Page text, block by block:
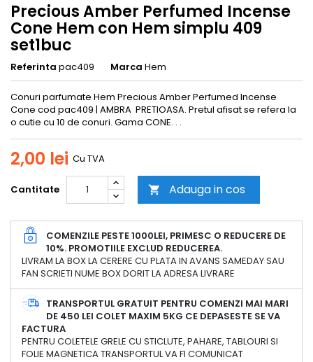
Precious Amber Perfumed Incense
Cone Hem con Hem simplu 409
set1buc
Referinta pac409 Marca Hem
Conuri parfumate Hem Precious Amber Perfumed Incense
Cone cod pac409 | AMBRA PRETIOASA. Pretul afisat se refera la
o cutie cu 10 de conuri. Gama CONE. . .
2,00 lei Cu TVA
Cantitate  Adauga in cos
COMENZILE PESTE 1000LEI, PRIMESC O REDUCERE DE
10%. PROMOTIILE EXCLUD REDUCEREA.
LIVRAM LA BOX LA CERERE CU PLATA IN AVANS SAMEDAY SAU
FAN SCRIETI NUME BOX DORIT LA ADRESA LIVRARE
TRANSPORTUL GRATUIT PENTRU COMENZI MAI MARI
DE 450 LEI COLET MAXIM 5KG CE DEPASESTE SE VA
FACTURA
PENTRU COLETELE GRELE CU STICLUTE, PAHARE, TABLOURI SI
FOLIE MAGNETICA TRANSPORTUL VA FI COMUNICAT